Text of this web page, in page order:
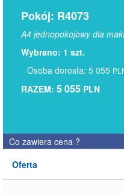
Pokój: R4073
A4 jednopokojowy dla
Wybrano: 1 szt.
Osoba dorosła: 5 055
RAZEM: 5 055 PLN
Co zawiera cena ?
Oferta